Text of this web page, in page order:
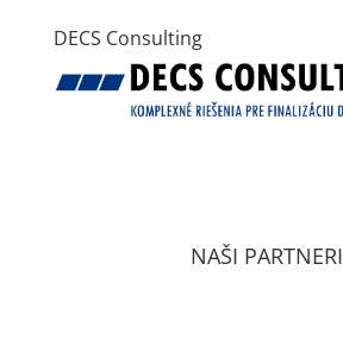
DECS Consulting
NAŠI PARTNERI